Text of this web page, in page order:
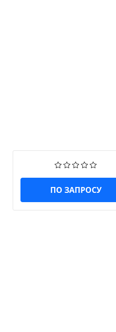
ПО ЗАПРОСУ